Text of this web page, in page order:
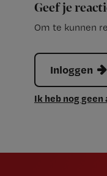
Geef je
Om te kunnen
Inloggen
Ik heb nog